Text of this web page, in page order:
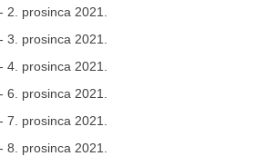
2. prosinca 2021.
3. prosinca 2021.
4. prosinca 2021.
6. prosinca 2021.
7. prosinca 2021.
8. prosinca 2021.